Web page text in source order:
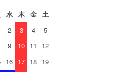
水 木 金
土
2 3 4
5
9 10 11
12
16 17 18 19